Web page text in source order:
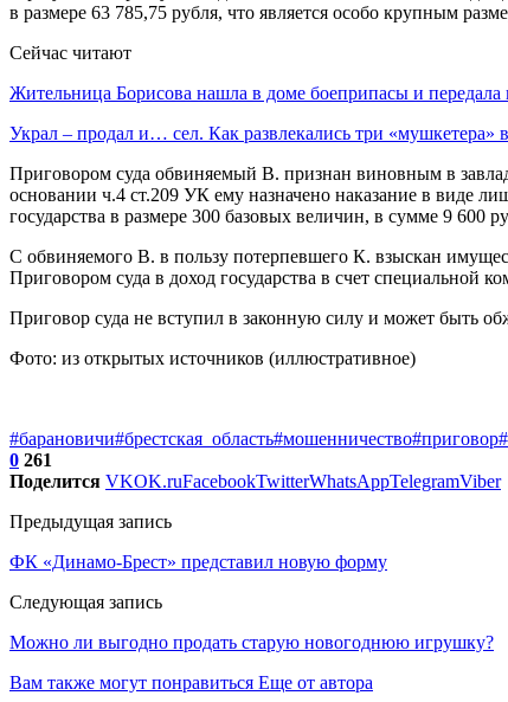
в размере 63 785,75 рубля, что является особо крупным
Сейчас читают
Жительница Борисова нашла в доме боеприпасы и
Украл – продал и… сел. Как развлекались три «мушкетера»
Приговором суда обвиняемый В. признан виновным в
основании ч.4 ст.209 УК ему назначено наказание в виде
государства в размере 300 базовых величин, в сумме 9 600
С обвиняемого В. в пользу потерпевшего К. взыскан
Приговором суда в доход государства в счет
Приговор суда не вступил в законную силу и может быть
Фото: из открытых источников (иллюстративное)
#барановичи#брестская_область#мошенничество#приговор
0 261
Поделится VKOK.ruFacebookTwitterWhatsAppTelegramViber
Предыдущая запись
ФК «Динамо-Брест» представил новую форму
Следующая запись
Можно ли выгодно продать старую новогоднюю игрушку?
Вам также могут понравиться Еще от автора